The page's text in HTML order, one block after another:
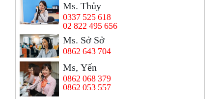
Ms. Thủy
0337 525 618
02 822 495 656
Ms. Sở Sở
0862 643 704
Ms, Yến
0862 068 379
0862 053 557